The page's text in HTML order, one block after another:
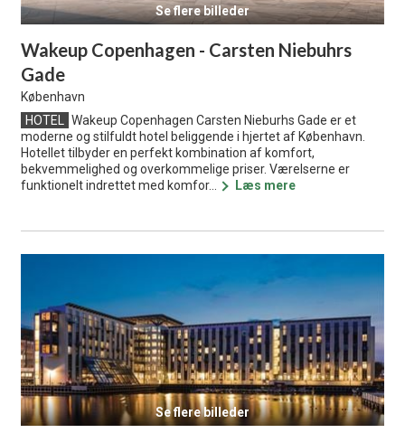
Wakeup Copenhagen - Carsten Niebuhrs
Gade
København
HOTEL Wakeup Copenhagen Carsten Nieburhs Gade er et
moderne og stilfuldt hotel beliggende i hjertet af København.
Hotellet tilbyder en perfekt kombination af komfort,
bekvemmelighed og overkommelige priser. Værelserne er
funktionelt indrettet med komfor...
Læs mere
Se flere billeder
Se flere billeder